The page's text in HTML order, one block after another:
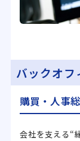
バックオフ
購買・人事
会社を支える“